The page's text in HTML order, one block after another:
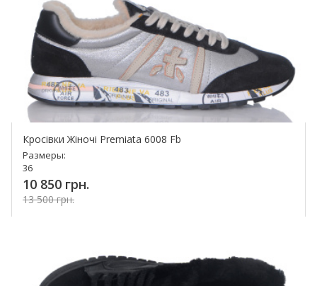
Кросівки Жіночі Premiata 6008 Fb
Размеры:
36
10 850 грн.
13 500 грн.